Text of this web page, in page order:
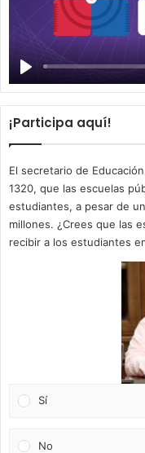
¡Participa aquí!
El secretario de
1320, que las escuelas
estudiantes, a pesar de
millones. ¿Crees que las
recibir a los estudiantes
Sí
No